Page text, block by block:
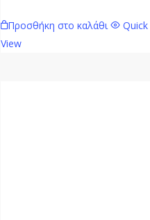
Προσθήκη στο καλάθι
Quick
View